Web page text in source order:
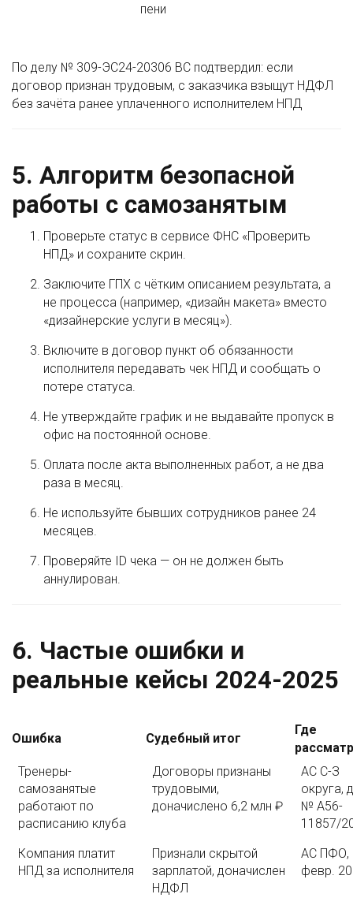
пени
По делу № 309-ЭС24-20306 ВС подтвердил: если
договор признан трудовым, с заказчика взыщут НДФЛ
без зачёта ранее уплаченного исполнителем НПД
5. Алгоритм безопасной
работы с самозанятым
Проверьте статус в сервисе ФНС «Проверить
НПД» и сохраните скрин.
Заключите ГПХ с чётким описанием результата, а
не процесса (например, «дизайн макета» вместо
«дизайнерские услуги в месяц»).
Включите в договор пункт об обязанности
исполнителя передавать чек НПД и сообщать о
потере статуса.
Не утверждайте график и не выдавайте пропуск в
офис на постоянной основе.
Оплата после акта выполненных работ, а не два
раза в месяц.
Не используйте бывших сотрудников ранее 24
месяцев.
Проверяйте ID чека — он не должен быть
аннулирован.
6. Частые ошибки и
реальные кейсы 2024-2025
Ошибка Судебный итог
Где
Тренеры-
самозанятые
работают по
расписанию клуба
Договоры признаны
трудовыми,
доначислено 6,2 млн ₽
АС С-З
округа,
№ А56-
11857/
Компания платит
НПД за исполнителя
Признали скрытой
зарплатой, доначислен
НДФЛ
АС ПФО,
февр.